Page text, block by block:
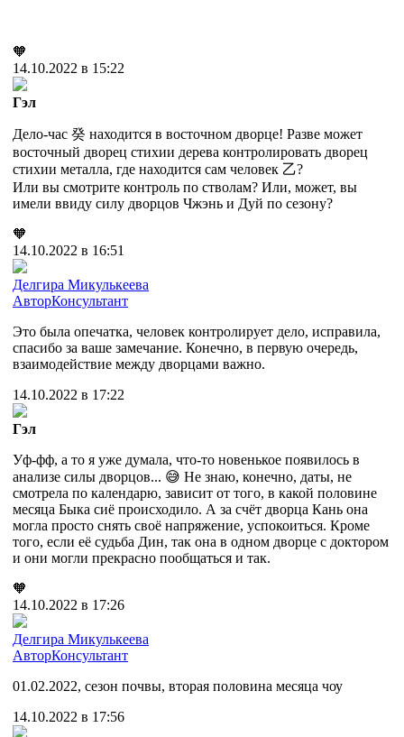
🧡
14.10.2022 в 15:22
Гэл
Дело-час 癸 находится в восточном дворце! Разве может
восточный дворец стихии дерева контролировать дворец
стихии металла, где находится сам человек 乙?
Или вы смотрите контроль по стволам? Или, может, вы
имели ввиду силу дворцов Чжэнь и Дуй по сезону?
🧡
14.10.2022 в 16:51
Делгира Микулькеева
АвторКонсультант
Это была опечатка, человек контролирует дело, исправила,
спасибо за ваше замечание. Конечно, в первую очередь,
взаимодействие между дворцами важно.
14.10.2022 в 17:22
Гэл
Уф-фф, а то я уже думала, что-то новенькое появилось в
анализе силы дворцов... 😅 Не знаю, конечно, даты, не
смотрела по календарю, зависит от того, в какой половине
месяца Быка сиё происходило. А за счёт дворца Кань она
могла просто снять своё напряжение, успокоиться. Кроме
того, если её судьба Дин, так она в одном дворце с доктором
и они могли прекрасно пообщаться и так.
🧡
14.10.2022 в 17:26
Делгира Микулькеева
АвторКонсультант
01.02.2022, сезон почвы, вторая половина месяца чоу
14.10.2022 в 17:56